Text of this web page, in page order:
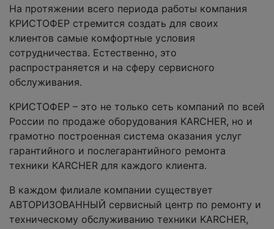
На протяжении всего периода работы компания
КРИСТОФЕР стремится создать для своих
клиентов самые комфортные условия
сотрудничества. Естественно, это
распространяется и на сферу сервисного
обслуживания.
КРИСТОФЕР – это не только сеть компаний по всей
России по продаже оборудования KARCHER, но и
грамотно построенная система оказания услуг
гарантийного и послегарантийного ремонта
техники KARCHER для каждого клиента.
В каждом филиале компании существует
АВТОРИЗОВАННЫЙ сервисный центр по ремонту и
техническому обслуживанию техники KARCHER,